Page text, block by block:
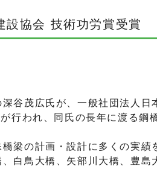
設協会 技術功労賞受賞
谷茂広氏が、一般社団法人日
行われ、同氏の長年に渡る鋼
梁の計画・設計に多くの実績
白鳥大橋、矢部川大橋、豊島